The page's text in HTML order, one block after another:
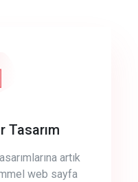
Tasarım
artık
web sayfa